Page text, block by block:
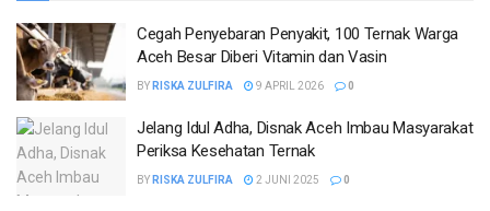
Cegah Penyebaran Penyakit, 100 Ternak Warga
Aceh Besar Diberi Vitamin dan Vasin
BY RISKA ZULFIRA 9 APRIL 2026 0
Jelang Idul Adha, Disnak Aceh Imbau Masyarakat
Periksa Kesehatan Ternak
BY RISKA ZULFIRA 2 JUNI 2025 0